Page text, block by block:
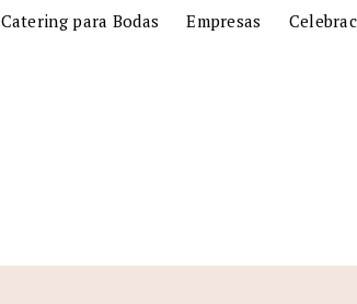
Catering para Bodas Empresas